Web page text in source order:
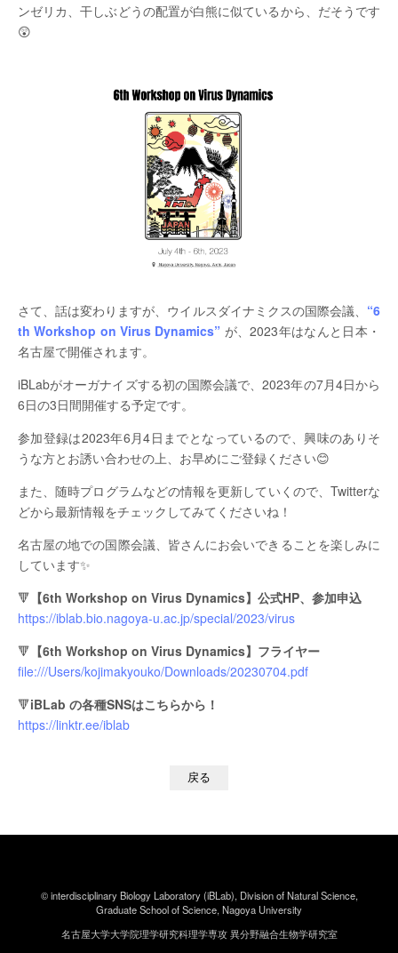
ンゼリカ、干しぶどうの配置が白熊に似ているから、だそうです
😲
さて、話は変わりますが、ウイルスダイナミクスの国際会議、 “6
th Workshop on Virus Dynamics” が、2023年はなんと日本・
名古屋で開催されます。
iBLabがオーガナイズする初の国際会議で、2023年の7月4日から
6日の3日間開催する予定です。
参加登録は2023年6月4日までとなっているので、興味のありそ
うな方とお誘い合わせの上、お早めにご登録ください😊
また、随時プログラムなどの情報を更新していくので、Twitterな
どから最新情報をチェックしてみてくださいね！
名古屋の地での国際会議、皆さんにお会いできることを楽しみに
しています✨
🔻 【6th Workshop on Virus Dynamics】公式HP、参加申込
https://iblab.bio.nagoya-u.ac.jp/special/2023/virus
🔻 【6th Workshop on Virus Dynamics】フライヤー
file:///Users/kojimakyouko/Downloads/20230704.pdf
🔻iBLab の各種SNSはこちらから！
https://linktr.ee/iblab
戻る
© interdisciplinary Biology Laboratory (iBLab), Division of Natural Science,
Graduate School of Science, Nagoya University
名古屋大学大学院理学研究科理学専攻 異分野融合生物学研究室